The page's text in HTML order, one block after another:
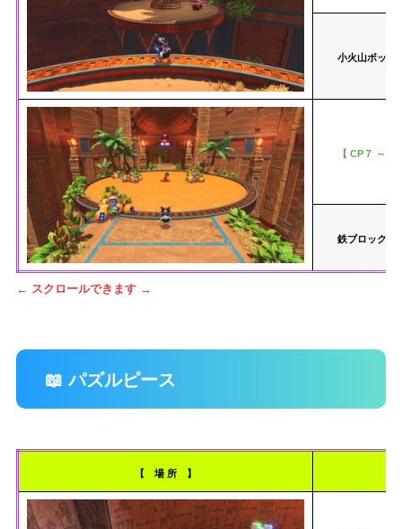
小火山ボット
【 CP７ ～
鉄ブロックに
← スクロールできます →
📖 パズルピース
【 場 所 】